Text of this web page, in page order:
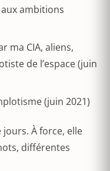
ambitions
ma CIA, aliens,
de l’espace (juin
(juin 2021)
jours. À force, elle
différentes